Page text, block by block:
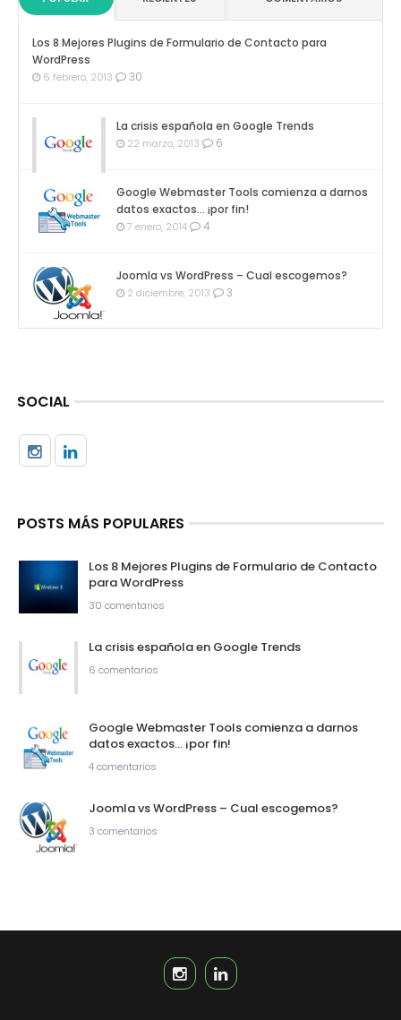
Los 8 Mejores Plugins de Formulario de Contacto para
WordPress
6 febrero, 2013 30
La crisis española en Google Trends
22 marzo, 2013 6
Google Webmaster Tools comienza a darnos
datos exactos… ¡por fin!
7 enero, 2014 4
Joomla vs WordPress – Cual escogemos?
2 diciembre, 2013 3
SOCIAL
POSTS MÁS POPULARES
Los 8 Mejores Plugins de Formulario de Contacto
para WordPress
30 comentarios
La crisis española en Google Trends
6 comentarios
Google Webmaster Tools comienza a darnos
datos exactos… ¡por fin!
4 comentarios
Joomla vs WordPress – Cual escogemos?
3 comentarios